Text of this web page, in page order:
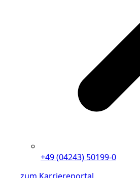
+49 (04243) 50199-0